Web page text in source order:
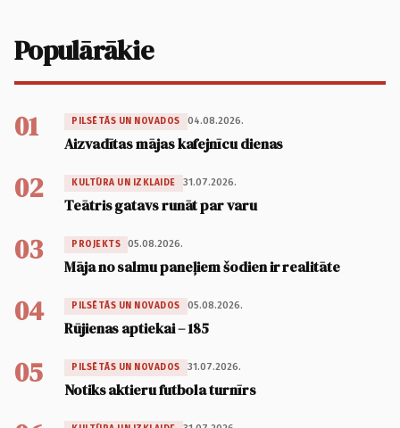
Populārākie
01 PILSĒTĀS UN NOVADOS 04.08.2026.
Aizvadītas mājas kafejnīcu dienas
02 KULTŪRA UN IZKLAIDE 31.07.2026.
Teātris gatavs runāt par varu
03 PROJEKTS 05.08.2026.
Māja no salmu paneļiem šodien ir realitāte
04 PILSĒTĀS UN NOVADOS 05.08.2026.
Rūjienas aptiekai – 185
05 PILSĒTĀS UN NOVADOS 31.07.2026.
Notiks aktieru futbola turnīrs